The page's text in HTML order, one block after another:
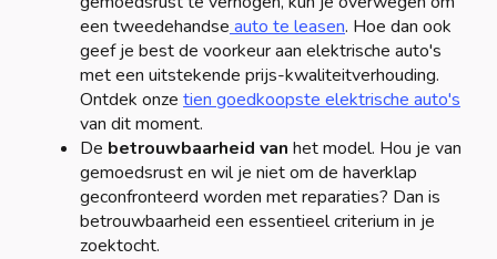
een tweedehandse auto te leasen. Hoe dan ook
geef je best de voorkeur aan elektrische auto's
met een uitstekende prijs-kwaliteitverhouding.
Ontdek onze tien goedkoopste elektrische auto's
van dit moment.
De betrouwbaarheid van het model. Hou je van
gemoedsrust en wil je niet om de haverklap
geconfronteerd worden met reparaties? Dan is
betrouwbaarheid een essentieel criterium in je
zoektocht.